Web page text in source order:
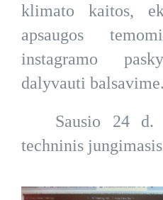
klimato kaitos,
apsaugos
instagramo
dalyvauti balsavime.
Sausio 24 d.
techninis